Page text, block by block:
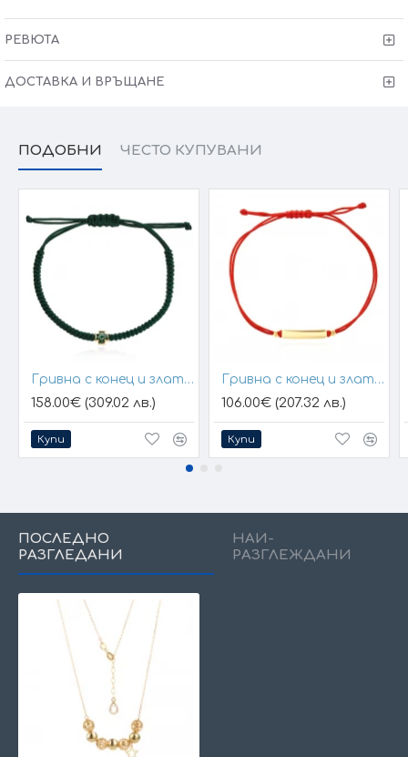
Тегло: 2,55 гр за размер 40+2см
Колието може да бъде изработено и по-ваш
размер (запишете в забележки към поръчката)
Kрайната цена и теглото може да варират тъй като
При онлайн поръчка, ще се свържем с вас, за да уточним
всички характеристики и изисквания за изработката.
VICTORIA GOLD&SILVER Всичко хубаво е с теб !
РЕВЮТА
ДОСТАВКА И ВРЪЩАНЕ
ПОДОБНИ ЧЕСТО КУПУВАНИ
Гривна с конец и златен елемент кръст
158.00€ (309.02 лв.)
Купи
Гривна с конец и златна плочка за гравиране
106.00€ (207.32 лв.)
Купи
ПОСЛЕДНО
РАЗГЛЕДАНИ
НАЙ-
РАЗГЛЕЖДАНИ